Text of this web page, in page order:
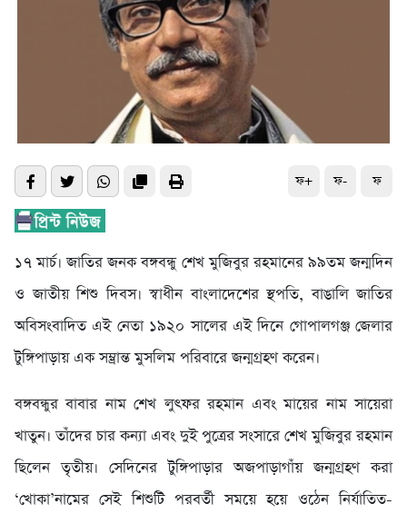
ফ+ ফ- ফ
১৭ মার্চ। জাতির জনক বঙ্গবন্ধু শেখ মুজিবুর রহমানের ৯৯তম জন্মদিন
ও জাতীয় শিশু দিবস। স্বাধীন বাংলাদেশের স্থপতি, বাঙালি জাতির
অবিসংবাদিত এই নেতা ১৯২০ সালের এই দিনে গোপালগঞ্জ জেলার
টুঙ্গিপাড়ায় এক সম্ভ্রান্ত মুসলিম পরিবারে জন্মগ্রহণ করেন।
বঙ্গবন্ধুর বাবার নাম শেখ লুৎফর রহমান এবং মায়ের নাম সায়েরা
খাতুন। তাঁদের চার কন্যা এবং দুই পুত্রের সংসারে শেখ মুজিবুর রহমান
ছিলেন তৃতীয়। সেদিনের টুঙ্গিপাড়ার অজপাড়াগাঁয় জন্মগ্রহণ করা
‘খোকা’নামের সেই শিশুটি পরবর্তী সময়ে হয়ে ওঠেন নির্যাতিত-